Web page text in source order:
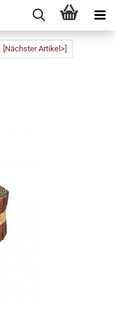
[Nächster Artikel>]